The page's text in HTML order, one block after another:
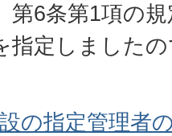
第6条第1項の
指定しました
の指定管理者